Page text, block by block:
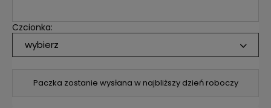
Paczka zostanie wysłana w najbliższy dzień roboczy
Czcionka:
wybierz